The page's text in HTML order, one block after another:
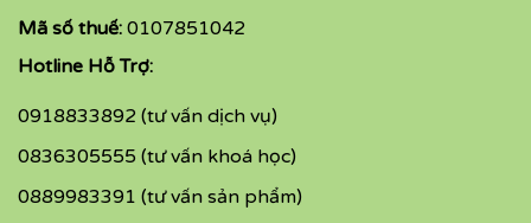
Mã số thuế: 0107851042
Hotline Hỗ Trợ:
0918833892 (tư vấn dịch vụ)
0836305555 (tư vấn khoá học)
0889983391 (tư vấn sản phẩm)